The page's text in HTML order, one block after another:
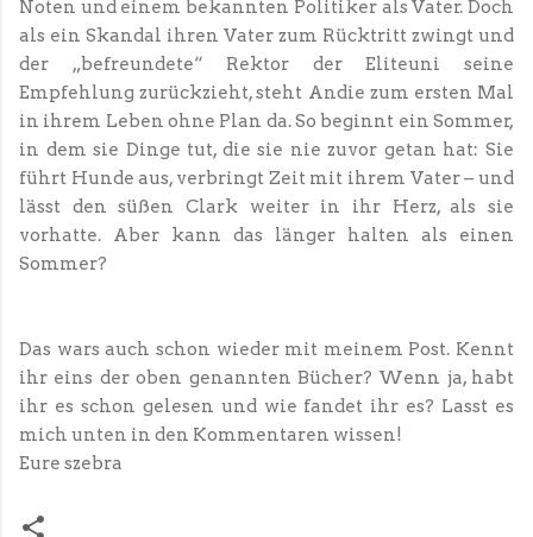
Noten und einem bekannten Politiker als Vater. Doch
als ein Skandal ihren Vater zum Rücktritt zwingt und
der „befreundete“ Rektor der Eliteuni seine
Empfehlung zurückzieht, steht Andie zum ersten Mal
in ihrem Leben ohne Plan da. So beginnt ein Sommer,
in dem sie Dinge tut, die sie nie zuvor getan hat: Sie
führt Hunde aus, verbringt Zeit mit ihrem Vater – und
lässt den süßen Clark weiter in ihr Herz, als sie
vorhatte. Aber kann das länger halten als einen
Sommer?
Das wars auch schon wieder mit meinem Post. Kennt
ihr eins der oben genannten Bücher? Wenn ja, habt
ihr es schon gelesen und wie fandet ihr es? Lasst es
mich unten in den Kommentaren wissen!
Eure szebra